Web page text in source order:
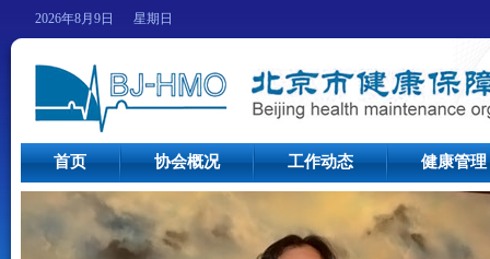
2026年8月9日 星期日
首页 协会概况 工作动态 健康管理